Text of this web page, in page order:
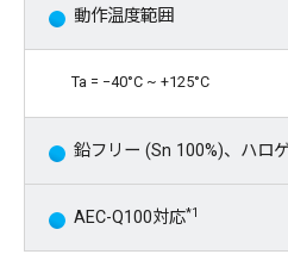
動作温度範囲
Ta = −40°C ~ +125°C
鉛フリー (Sn 100%)、ハロ
AEC-Q100対応*1